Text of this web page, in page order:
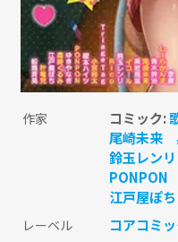
作家 コミック:
尾崎未来
鈴玉レンリ
PONPON
江戸屋ぽち
レーベル コアコミ